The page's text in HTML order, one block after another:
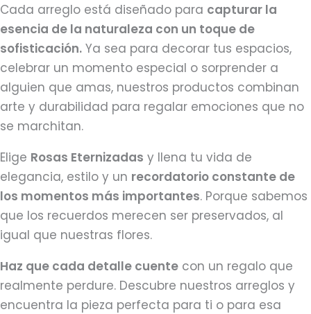
Cada arreglo está diseñado para capturar la
esencia de la naturaleza con un toque de
sofisticación. Ya sea para decorar tus espacios,
celebrar un momento especial o sorprender a
alguien que amas, nuestros productos combinan
arte y durabilidad para regalar emociones que no
se marchitan.
Elige Rosas Eternizadas y llena tu vida de
elegancia, estilo y un recordatorio constante de
los momentos más importantes. Porque sabemos
que los recuerdos merecen ser preservados, al
igual que nuestras flores.
Haz que cada detalle cuente con un regalo que
realmente perdure. Descubre nuestros arreglos y
encuentra la pieza perfecta para ti o para esa